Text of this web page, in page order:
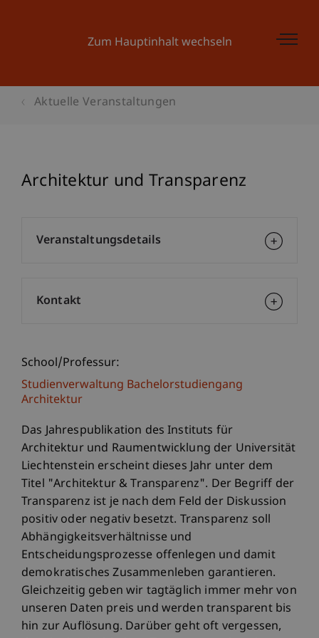
Zum Hauptinhalt wechseln
Aktuelle Veranstaltungen
Architektur und Transparenz
School/Professur:
Studienverwaltung Bachelorstudiengang
Architektur
Das Jahrespublikation des Instituts für
Architektur und Raumentwicklung der Universität
Liechtenstein erscheint dieses Jahr unter dem
Titel "Architektur & Transparenz". Der Begriff der
Transparenz ist je nach dem Feld der Diskussion
positiv oder negativ besetzt. Transparenz soll
Abhängigkeitsverhältnisse und
Entscheidungsprozesse offenlegen und damit
demokratisches Zusammenleben garantieren.
Gleichzeitig geben wir tagtäglich immer mehr von
unseren Daten preis und werden transparent bis
hin zur Auflösung. Darüber geht oft vergessen,
Veranstaltungsdetails
Kontakt